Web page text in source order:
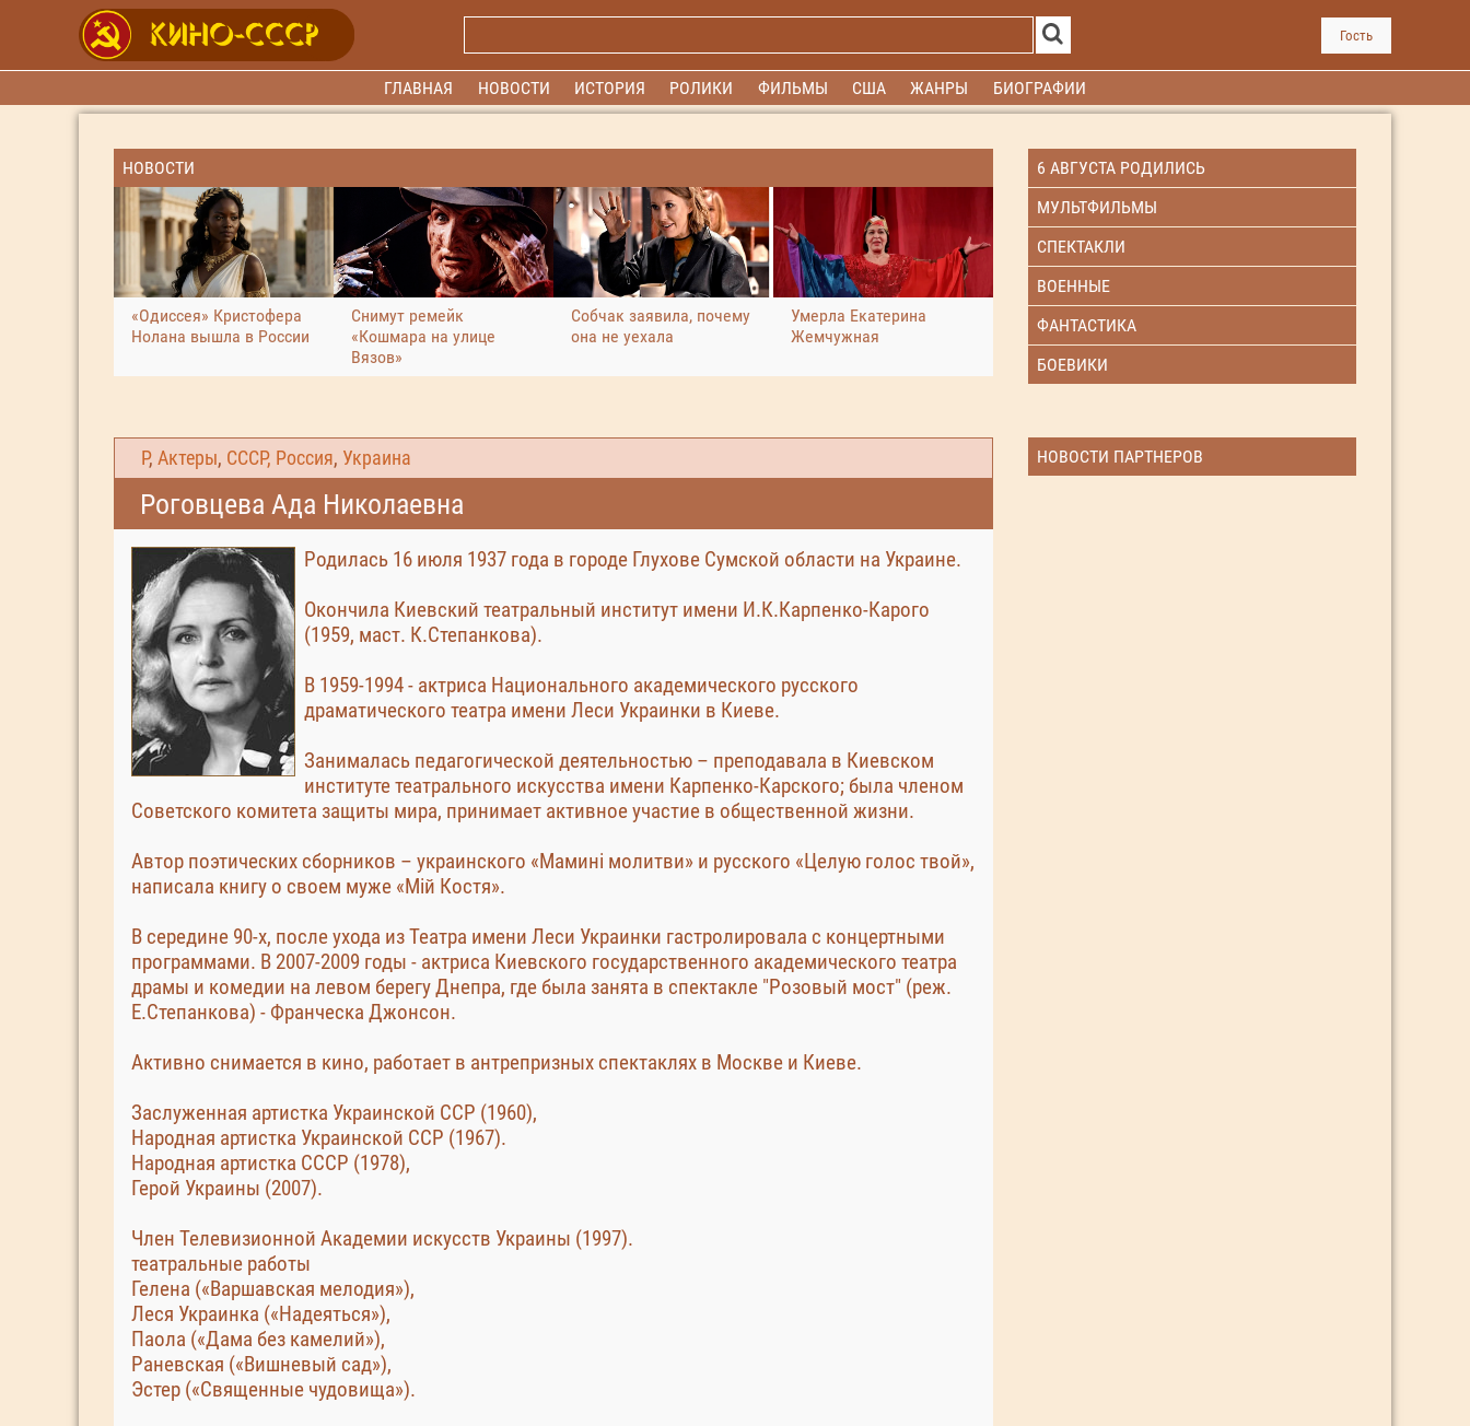
Гость
ГЛАВНАЯ НОВОСТИ ИСТОРИЯ РОЛИКИ ФИЛЬМЫ США ЖАНРЫ БИОГРАФИИ
НОВОСТИ
«Одиссея» Кристофера
Нолана вышла в России
Снимут ремейк
«Кошмара на улице
Вязов»
Собчак заявила, почему
она не уехала
Умерла Екатерина
Жемчужная
6 АВГУСТА РОДИЛИСЬ
МУЛЬТФИЛЬМЫ
СПЕКТАКЛИ
ВОЕННЫЕ
ФАНТАСТИКА
БОЕВИКИ
Р, Актеры, СССР, Россия, Украина
Роговцева Ада Николаевна
Родилась 16 июля 1937 года в городе Глухове Cумской области на Украине.
Окончила Киевский театральный институт имени И.К.Карпенко-Карого
(1959, маст. К.Степанкова).
В 1959-1994 - актриса Национального академического русского
драматического театра имени Леси Украинки в Киеве.
Занималась педагогической деятельностью – преподавала в Киевском
институте театрального искусства имени Карпенко-Карского; была членом
Советского комитета защиты мира, принимает активное участие в общественной жизни.
Автор поэтических сборников – украинского «Мамині молитви» и русского «Целую голос твой»,
написала книгу о своем муже «Мій Костя».
В середине 90-х, после ухода из Театра имени Леси Украинки гастролировала с концертными
программами. В 2007-2009 годы - актриса Киевского государственного академического театра
драмы и комедии на левом берегу Днепра, где была занята в спектакле "Розовый мост" (реж.
Е.Степанкова) - Франческа Джонсон.
Активно снимается в кино, работает в антрепризных спектаклях в Москве и Киеве.
Заслуженная артистка Украинской ССР (1960),
Народная артистка Украинской ССР (1967).
Народная артистка СССР (1978),
Герой Украины (2007).
Член Телевизионной Академии искусств Украины (1997).
театральные работы
Гелена («Варшавская мелодия»),
Леся Украинка («Надеяться»),
Паола («Дама без камелий»),
Раневская («Вишневый сад»),
Эстер («Священные чудовища»).
НОВОСТИ ПАРТНЕРОВ